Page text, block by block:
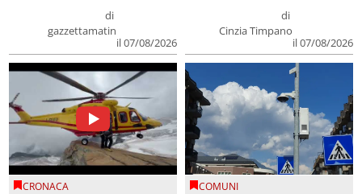
di
gazzettamatin
il 07/08/2026
di
Cinzia Timpano
il 07/08/2026
CRONACA COMUNI